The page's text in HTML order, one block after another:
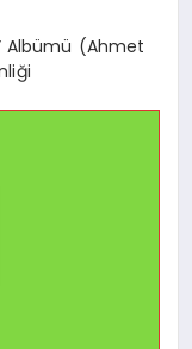
Albümü (Ahmet